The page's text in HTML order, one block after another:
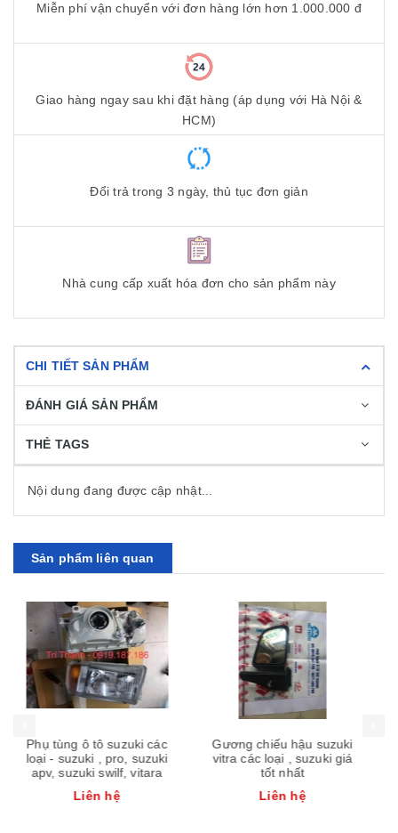
Miễn phí vận chuyển với đơn hàng lớn hơn 1.000.000 đ
Giao hàng ngay sau khi đặt hàng (áp dụng với Hà Nội &
HCM)
Đổi trả trong 3 ngày, thủ tục đơn giản
Nhà cung cấp xuất hóa đơn cho sản phẩm này
CHI TIẾT SẢN PHẨM
ĐÁNH GIÁ SẢN PHẨM
THẺ TAGS
Nội dung đang được cập nhật...
Sản phẩm liên quan
Gương chiếu hậu suzuki
vitra các loại , suzuki giá
tốt nhất
Liên hệ
Phụ tùng ô tô vitara 2005,
vitara 2015, đùm cầu sau
vitara 2005 giá tốt nhất
Liên hệ